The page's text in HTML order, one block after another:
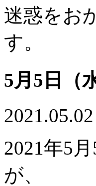
迷惑をお
す。
5月5日（
2021.05.02
2021年5
が、